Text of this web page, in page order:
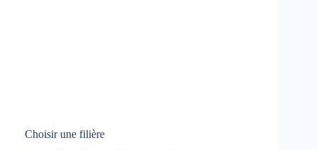
Choisir une filière